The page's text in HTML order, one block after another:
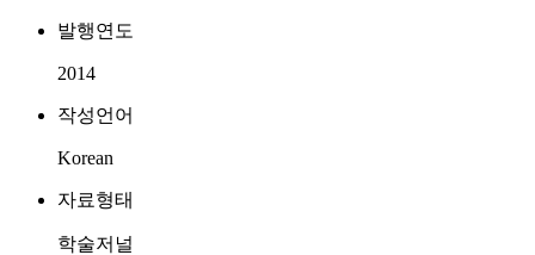
발행연도
2014
작성언어
Korean
자료형태
학술저널